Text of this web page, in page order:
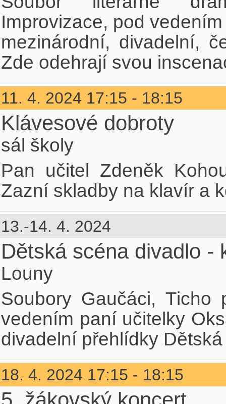
Improvizace, pod
mezinárodní, divadelní,
Zde odehrají svou
11. 4. 2024 17:15 - 18:15
Klávesové dobroty
sál školy
Pan učitel Zdeněk
Zazní skladby na klavír a
13.-14. 4. 2024
Dětská scéna divadlo -
Louny
Soubory Gaučáci,
vedením paní učitelky
divadelní přehlídky
18. 4. 2024 17:15 - 18:15